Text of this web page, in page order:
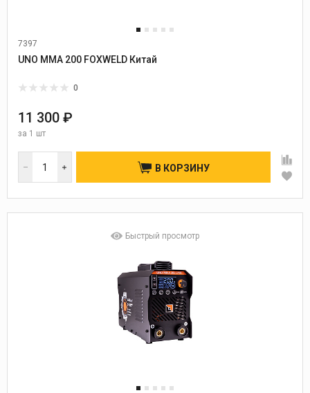
7397
UNO MMA 200 FOXWELD Китай
0
11 300 ₽
за 1 шт
В КОРЗИНУ
Быстрый просмотр